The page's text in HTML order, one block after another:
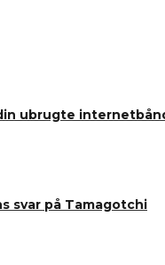
ubrugte
svar på Tamagotchi